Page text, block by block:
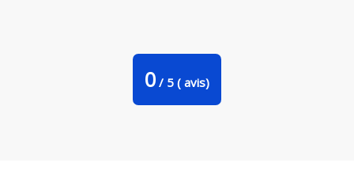
0 / 5 ( avis)